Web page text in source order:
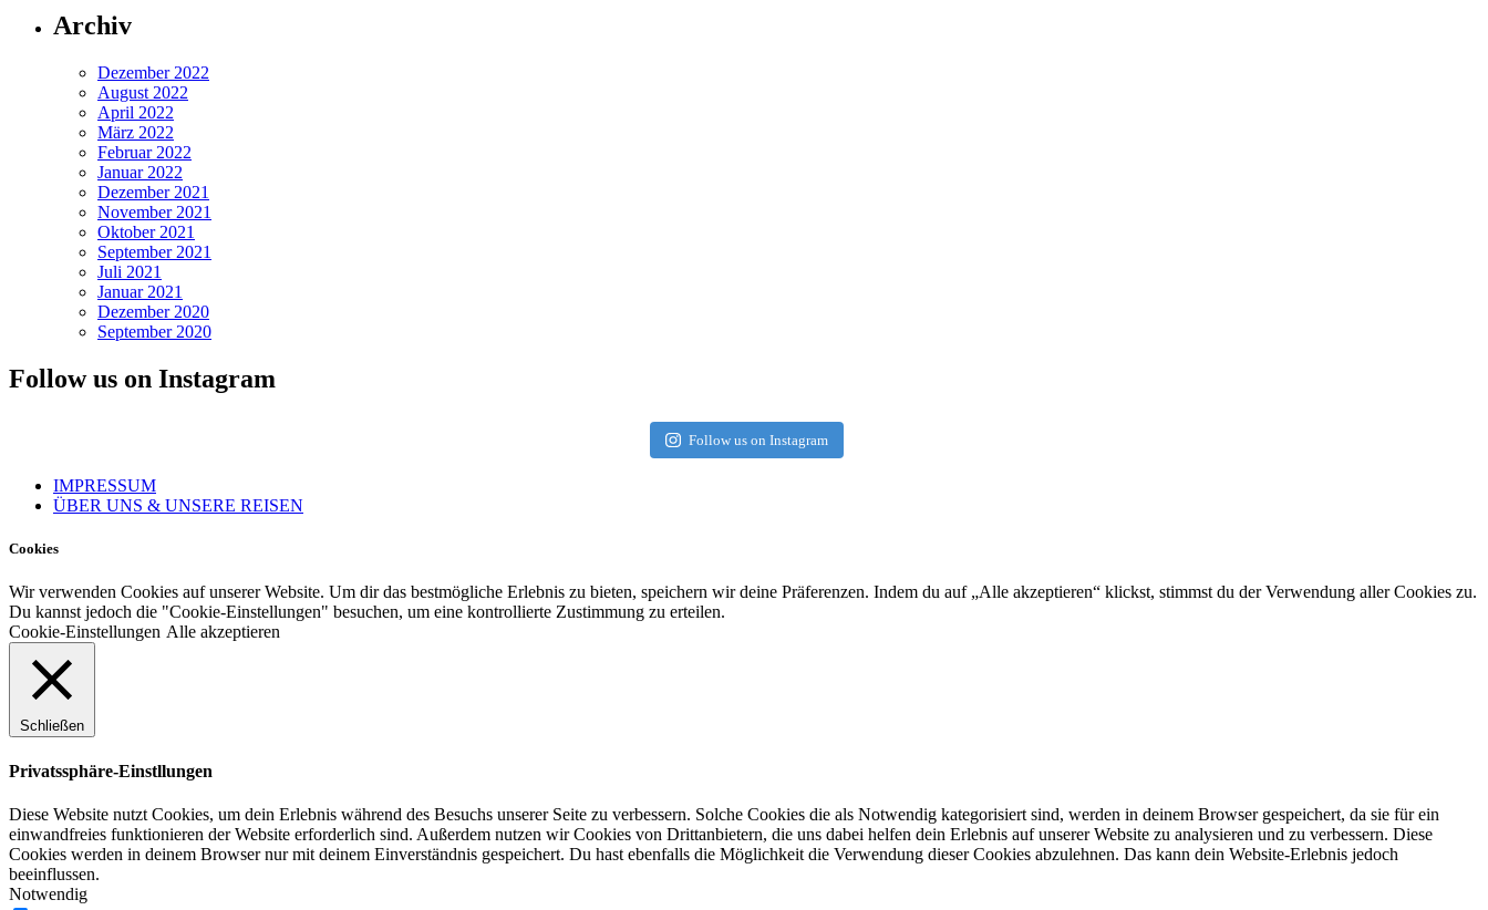
Archiv
Dezember 2022
August 2022
April 2022
März 2022
Februar 2022
Januar 2022
Dezember 2021
November 2021
Oktober 2021
September 2021
Juli 2021
Januar 2021
Dezember 2020
September 2020
Follow us on Instagram
Follow us on Instagram
IMPRESSUM
ÜBER UNS & UNSERE REISEN
Cookies
Wir verwenden Cookies auf unserer Website. Um dir das bestmögliche Erlebnis zu bieten, speichern wir deine Präferenzen. Indem du auf „Alle akzeptieren“ klickst, stimmst du der Verwendung aller Cookies zu.
Du kannst jedoch die "Cookie-Einstellungen" besuchen, um eine kontrollierte Zustimmung zu erteilen.
Cookie-Einstellungen Alle akzeptieren
Schließen
Privatssphäre-Einstllungen
Diese Website nutzt Cookies, um dein Erlebnis während des Besuchs unserer Seite zu verbessern. Solche Cookies die als Notwendig kategorisiert sind, werden in deinem Browser gespeichert, da sie für ein
einwandfreies funktionieren der Website erforderlich sind. Außerdem nutzen wir Cookies von Drittanbietern, die uns dabei helfen dein Erlebnis auf unserer Website zu analysieren und zu verbessern. Diese
Cookies werden in deinem Browser nur mit deinem Einverständnis gespeichert. Du hast ebenfalls die Möglichkeit die Verwendung dieser Cookies abzulehnen. Das kann dein Website-Erlebnis jedoch
beeinflussen.
Notwendig